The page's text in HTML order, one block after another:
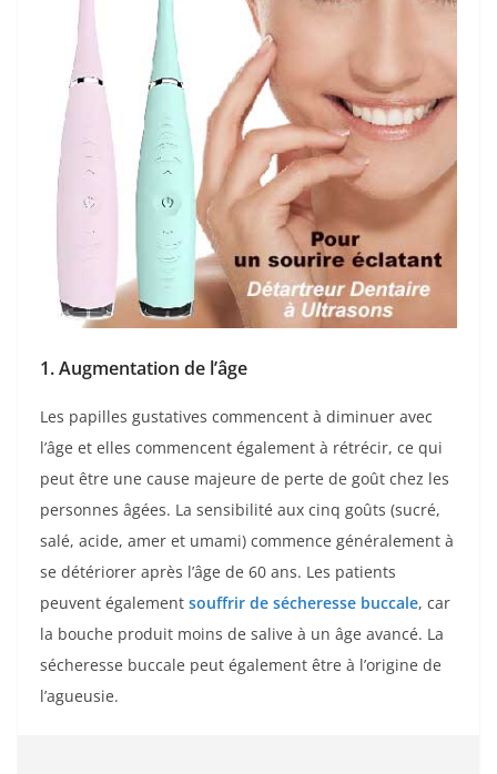
1. Augmentation de l’âge
Les papilles gustatives commencent à diminuer avec
l’âge et elles commencent également à rétrécir, ce qui
peut être une cause majeure de perte de goût chez les
personnes âgées. La sensibilité aux cinq goûts (sucré,
salé, acide, amer et umami) commence généralement à
se détériorer après l’âge de 60 ans. Les patients
peuvent également souffrir de sécheresse buccale, car
la bouche produit moins de salive à un âge avancé. La
sécheresse buccale peut également être à l’origine de
l’agueusie.